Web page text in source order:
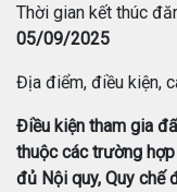
Thời gian kết thúc
05/09/2025
Địa điểm, điều kiện,
Điều kiện tham gia
thuộc các trường
đủ Nội quy, Quy chế